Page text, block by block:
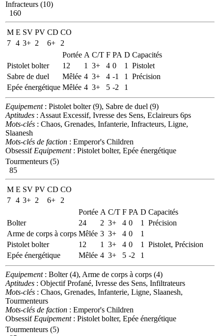
Infracteurs (10)
160
M E SV PV CD CO
7 4 3+ 2 6+
2
Portée A C/T F PA D Capacités
Pistolet bolter
12 1 3+ 4 0 1
Pistolet
Sabre de duel
Mêlée 4 3+ 4 -1 1
Précision
Epée énergétique Mêlée 4 3+ 5 -2 1
Equipement: Pistolet bolter (9), Sabre de duel (9)
Aptitudes : Assaut Excessif, Ivresse des Sens, Eclaireurs 6ps
Mots-clés : Chaos, Grenades, Infanterie, Infracteurs, Ligne,
Slaanesh
Mots-clés de faction : Emperor's Children
Obsessif Equipement: Pistolet bolter, Epée énergétique
Tourmenteurs (5)
85
M E SV PV CD CO
7 4 3+ 2 6+
2
Portée A C/T F PA D Capacités
Bolter
24 2 3+ 4 0 1
Précision
Arme de corps à corps Mêlée 3 3+ 4 0
1
Pistolet bolter
12 1 3+ 4 0 1
Pistolet, Précision
Epée énergétique
Mêlée 4 3+ 5 -2 1
Equipement: Bolter (4), Arme de corps à corps (4)
Aptitudes : Objectif Profané, Ivresse des Sens, Infiltrateurs
Mots-clés : Chaos, Grenades, Infanterie, Ligne, Slaanesh,
Tourmenteurs
Mots-clés de faction : Emperor's Children
Obsessif Equipement: Pistolet bolter, Epée énergétique
Tourmenteurs (5)